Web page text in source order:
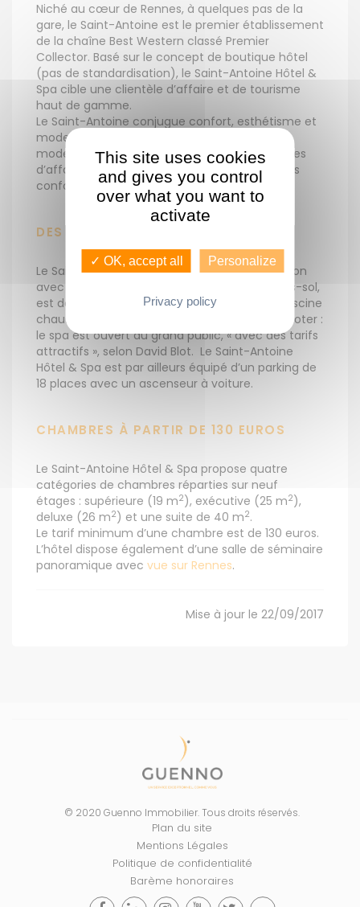
Niché au cœur de Rennes, à quelques pas de la
gare, le Saint-Antoine est le premier établissement
de la chaîne Best Western classé Premier
Collector. Basé sur le concept de boutique hôtel
(pas de standardisation), le Saint-Antoine Hôtel &
Spa cible une clientèle d’affaire et de tourisme
haut de gamme.
Le Saint-Antoine conjugue confort, esthétisme et
modernité. L’hôtel dispose de 61 chambres
modernes et équipées pour rendre vos voyages
d’affaires, séjours loisirs ou week-end à Rennes
confortables et agréables.
DES ÉQUIPEMENTS HAUT DE GAMME
Le Saint-Antoine est doté d’une vaste réception
avec mur végétalisé. Le spa, implanté en sous-sol,
est doté d’un hammam, d’un jacuzzi, d’une piscine
chauffée et de plusieurs cabines de soins. À noter :
le spa est ouvert au grand public, « avec des tarifs
attractifs », selon David Blot. Le Saint-Antoine
Hôtel & Spa est par ailleurs équipé d’un parking de
18 places avec un ascenseur à voiture.
CHAMBRES À PARTIR DE 130 EUROS
Le Saint-Antoine Hôtel & Spa propose quatre
catégories de chambres réparties sur neuf
étages : supérieure (19 m2), exécutive (25 m2),
deluxe (26 m2) et une suite de 40 m2.
Le tarif minimum d’une chambre est de 130 euros.
L’hôtel dispose également d’une salle de séminaire
panoramique avec vue sur Rennes.
Mise à jour le 22/09/2017
© 2020 Guenno Immobilier. Tous droits réservés.
Plan du site
Mentions Légales
Politique de confidentialité
Barème honoraires
This site uses cookies
and gives you control
over what you want to
activate
✓ OK, accept all Personalize
Privacy policy